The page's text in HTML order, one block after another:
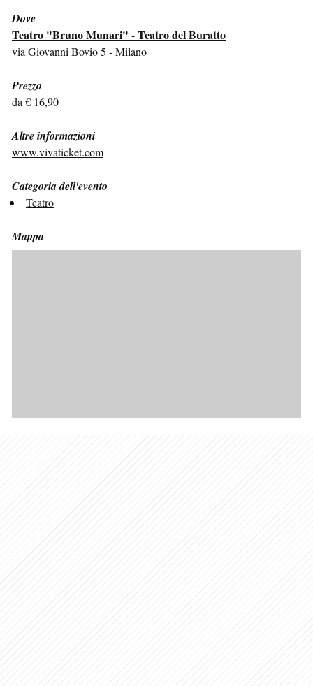
Dove
Teatro "Bruno Munari" - Teatro del Buratto
via Giovanni Bovio 5 - Milano
Prezzo
da € 16,90
Altre informazioni
www.vivaticket.com
Categoria dell'evento
Teatro
Mappa